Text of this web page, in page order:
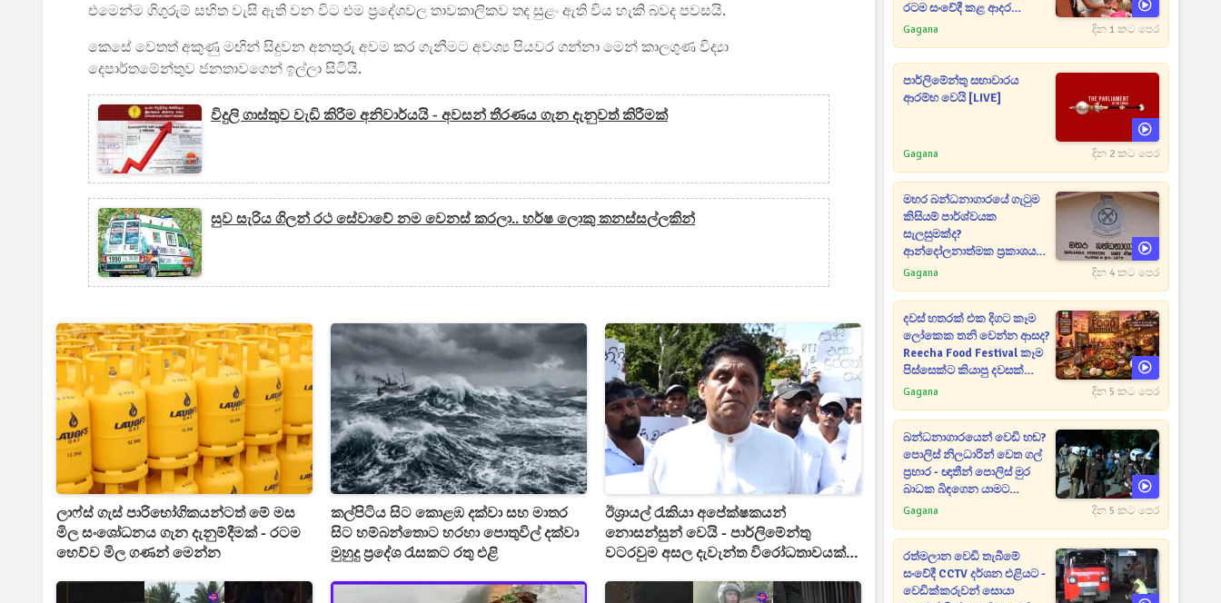
එමෙන්ම ගිගුරුම් සහිත වැසි ඇති වන විට එම ප්‍රදේශවල තාවකාලිකව තද සුළං ඇති විය හැකි බවද පවසයි.
කෙසේ වෙතත් අකුණු මඟින් සිදුවන අනතුරු අවම කර ගැනීමට අවශ්‍ය පියවර ගන්නා මෙන් කාලගුණ විද්‍යා
දෙපාර්තමේන්තුව ජනතාවගෙන් ඉල්ලා සිටියි.
විදුලි ගාස්තුව වැඩි කිරීම අනිවාර්යයි - අවසන් තීරණය ගැන දැනුවත් කිරීමක්
සුව සැරිය ගිලන් රථ සේවාවේ නම වෙනස් කරලා.. හර්ෂ ලොකු කනස්සල්ලකින්
ලාෆ්ස් ගැස් පාරිභෝගිකයන්ටත් මේ මස
මිල සංශෝධනය ගැන දැනුම්දීමක් - රටම
හෙව්ව මිල ගණන් මෙන්න
කල්පිටිය සිට කොළඹ දක්වා සහ මාතර
සිට හම්බන්තොට හරහා පොතුවිල් දක්වා
මුහුදු ප්‍රදේශ රැසකට රතු එළි
ඊශ්‍රායල් රැකියා අපේක්ෂකයන්
නොසන්සුන් වෙයි - පාර්ලිමේන්තු
වටරවුම අසල දැවැන්ත විරෝධතාවයක් -
රටම සංවේදී කළ ආදර
අමරණීය මතකය
Gagana දින 1 කට පෙර
පාර්ලිමේන්තු සභාවාරය
ආරම්භ වෙයි [LIVE]
Gagana දින 2 කට පෙර
මහර බන්ධනාගාරයේ ගැටුම
කිසියම් පාර්ශ්වයක
සැලසුමක්ද?
ආන්දෝලනාත්මක ප්‍රකාශයක්
එළියට [VIDEO]
Gagana දින 4 කට පෙර
දවස් හතරක් එක දිගට කෑම
ලෝකෙක තනි වෙන්න ආසද?
Reecha Food Festival කෑම
පිස්සෙක්ට කියාපු දවසක්
මෙන්න
Gagana දින 5 කට පෙර
බන්ධනාගාරයෙන් වෙඩි හඬ?
පොලිස් නිලධාරින් වෙත ගල්
ප්‍රහාර - ඥාතීන් පොලිස් මුර
බාධක බිඳගෙන යාමට
උත්සාහයක [VIDEO]
Gagana දින 5 කට පෙර
රත්මලාන වෙඩි තැබීමේ
සංවේදී CCTV දර්ශන එළියට -
වෙඩික්කරුවන් සොයා